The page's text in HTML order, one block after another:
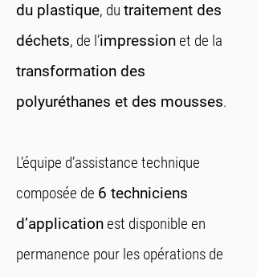
du plastique, du traitement des
déchets, de l’impressionet de la
transformation des
polyuréthanes et des mousses.
L’équipe d’assistance technique
composée de 6 techniciens
d’applicationest disponible en
permanence pour les opérations de